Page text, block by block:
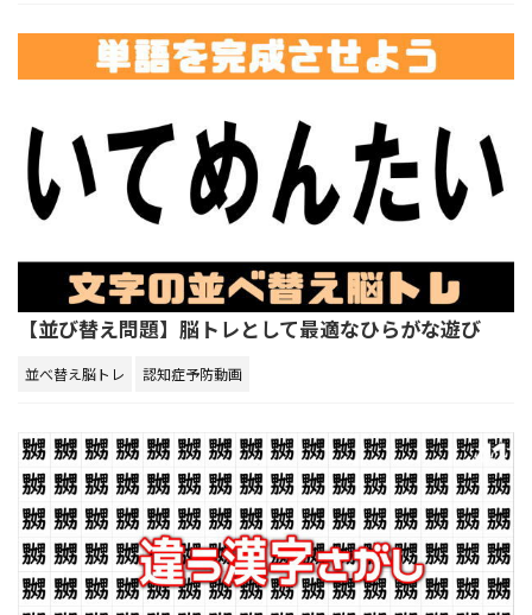
【並び替え問題】脳トレとして最適なひらがな遊び
並べ替え脳トレ 認知症予防動画